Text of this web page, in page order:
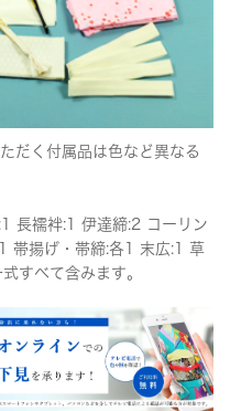
だく付属品は色など異なる
長襦袢:1 伊達締:2 コーリン
帯揚げ・帯締:各1 末広:1 草
すべて含みます。